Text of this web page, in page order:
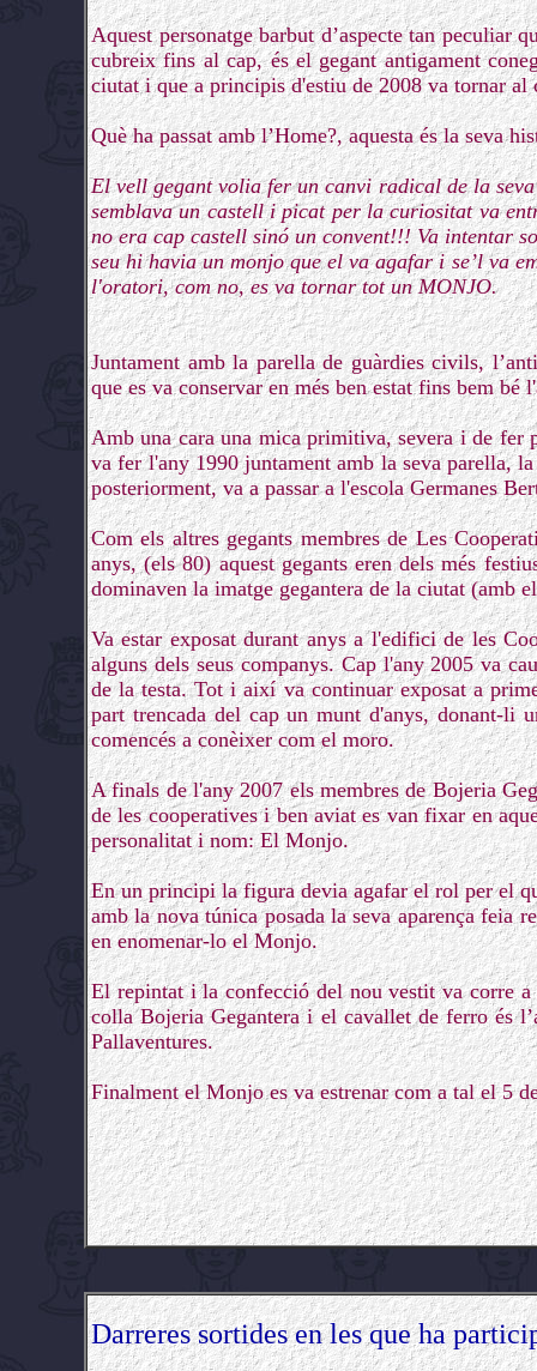
Aquest personatge barbut d’aspecte tan peculiar
cubreix fins al cap, és el gegant antigament
ciutat i que a principis d'estiu de 2008 va tornar
Què ha passat amb l’Home?, aquesta és la seva
El vell gegant volia fer un canvi radical de la
semblava un castell i picat per la curiositat va
no era cap castell sinó un convent!!! Va intentar
seu hi havia un monjo que el va agafar i se’l va
l'oratori, com no, es va tornar tot un MONJO.
Juntament amb la parella de guàrdies civils,
que es va conservar en més ben estat fins bem bé
Amb una cara una mica primitiva, severa i de fer
va fer l'any 1990 juntament amb la seva parella,
posteriorment, va a passar a l'escola Germanes
Com els altres gegants membres de Les
anys, (els 80) aquest gegants eren dels més
dominaven la imatge gegantera de la ciutat (amb
Va estar exposat durant anys a l'edifici de les
alguns dels seus companys. Cap l'any 2005 va
de la testa. Tot i així va continuar exposat a
part trencada del cap un munt d'anys, donant-li
comencés a conèixer com el moro.
A finals de l'any 2007 els membres de Bojeria
de les cooperatives i ben aviat es van fixar en
personalitat i nom: El Monjo.
En un principi la figura devia agafar el rol per el
amb la nova túnica posada la seva aparença feia
en enomenar-lo el Monjo.
El repintat i la confecció del nou vestit va corre a
colla Bojeria Gegantera i el cavallet de ferro és
Pallaventures.
Finalment el Monjo es va estrenar com a tal el 5
Darreres sortides en les que ha